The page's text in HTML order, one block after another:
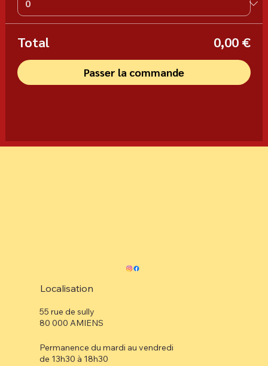
Total 0,00 €
Passer la commande
Localisation
55 rue de sully
80 000 AMIENS
Permanence du mardi au vendredi
de 13h30 à 18h30